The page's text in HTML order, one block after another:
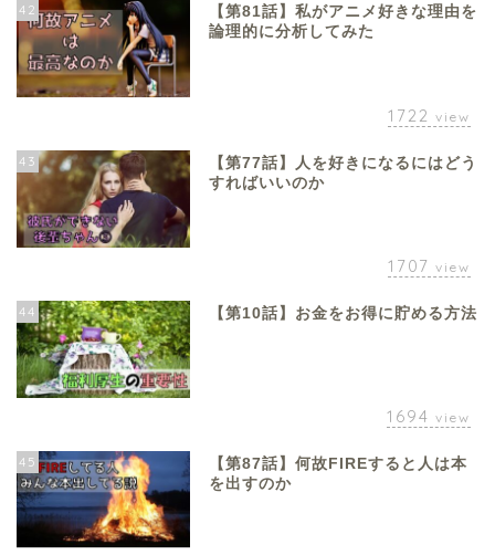
42
【第81話】私がアニメ好きな理由を
論理的に分析してみた
1722 view
43
【第77話】人を好きになるにはどう
すればいいのか
1707 view
44 【第10話】お金をお得に貯める方法
1694 view
45
【第87話】何故FIREすると人は本
を出すのか